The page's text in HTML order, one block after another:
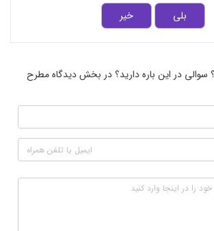
بلی
خیر
در این باره دارید؟ در بخش دیدگاه مطرح